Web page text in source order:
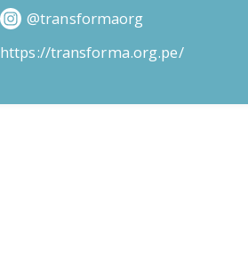
@transformaorg
https://transforma.org.pe/